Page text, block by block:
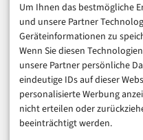
Um Ihnen das bestmögliche
und unsere Partner
Geräteinformationen zu
Wenn Sie diesen
unsere Partner persönliche
eindeutige IDs auf dieser
personalisierte Werbung
nicht erteilen oder
beeinträchtigt werden.
Consumer & Digital Life
Marketing
Finanzen & FinTech
Business & Karriere
Sicherheit & Recht
Digitalisierung
Marketing